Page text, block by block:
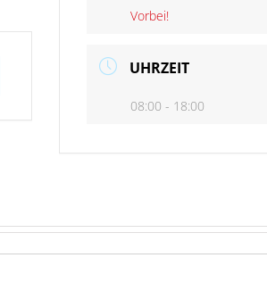
Vorbei!
UHRZEIT
08:00 - 18:00